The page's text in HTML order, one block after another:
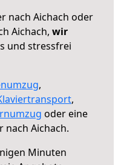
nach Aichach oder
Aichach, wir
und stressfrei
,
,
oder eine
nach Aichach.
Minuten